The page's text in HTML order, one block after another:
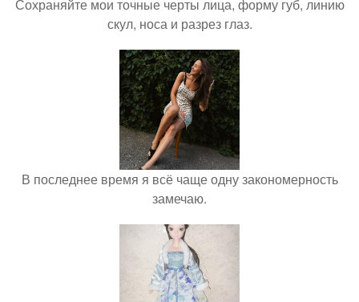
Сохраняйте мои точные черты лица, форму губ, линию
скул, носа и разрез глаз.
В последнее время я всё чаще одну закономерность
замечаю.